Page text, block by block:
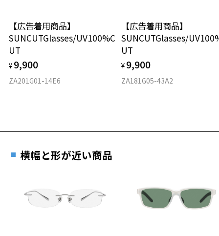
お気に入りリストは
スクエア
材質
【広告着用商品】
SUNCUTGlasses/UV100%C
UT
¥ 9,900
ZA201G01-14E6
【広告着用商品】
SUNCUTGlasses/
UT
¥ 9,900
ZA181G05-43A2
横幅と形が近い商品